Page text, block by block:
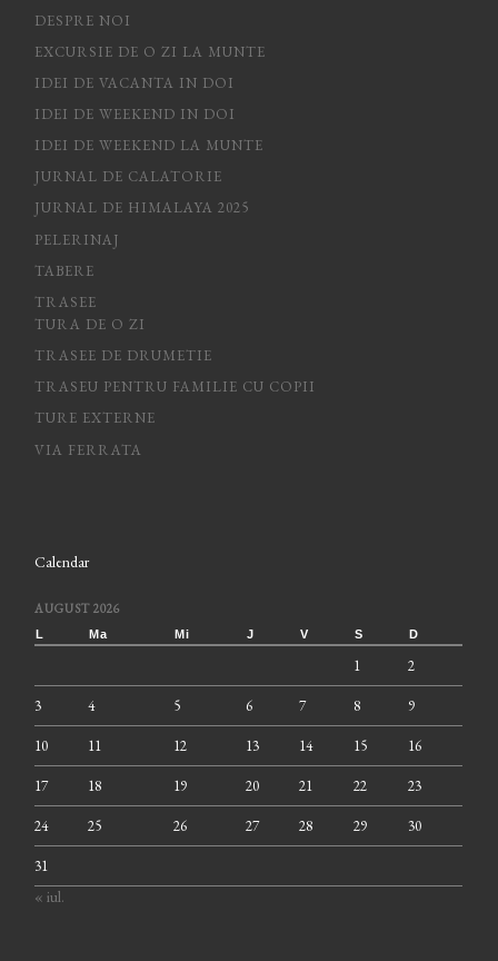
DESPRE NOI
EXCURSIE DE O ZI LA MUNTE
IDEI DE VACANTA IN DOI
IDEI DE WEEKEND IN DOI
IDEI DE WEEKEND LA MUNTE
JURNAL DE CALATORIE
JURNAL DE HIMALAYA 2025
PELERINAJ
TABERE
TRASEE
TURA DE O ZI
TRASEE DE DRUMETIE
TRASEU PENTRU FAMILIE CU COPII
TURE EXTERNE
VIA FERRATA
Calendar
AUGUST 2026
L Ma Mi J V S D
1 2
3 4 5 6 7 8 9
10 11 12 13 14 15 16
17 18 19 20 21 22 23
24 25 26 27 28 29 30
31
« iul.